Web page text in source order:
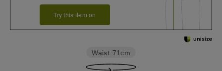
Try this item on
Waist 71cm